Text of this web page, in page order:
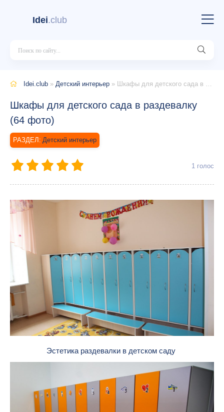
Idei.club
Idei.club » Детский интерьер » Шкафы для детского сада в раздевалку (64 фото)
Шкафы для детского сада в раздевалку
(64 фото)
Детский интерьер
1 голос
Эстетика раздевалки в детском саду